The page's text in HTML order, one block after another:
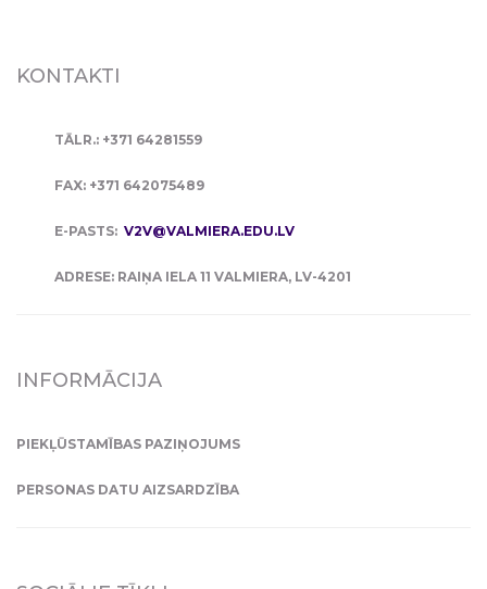
KONTAKTI
TĀLR.: +371 64281559
FAX: +371 642075489
E-PASTS: V2V@VALMIERA.EDU.LV
ADRESE: RAIŅA IELA 11 VALMIERA, LV-4201
INFORMĀCIJA
PIEKĻŪSTAMĪBAS PAZIŅOJUMS
PERSONAS DATU AIZSARDZĪBA